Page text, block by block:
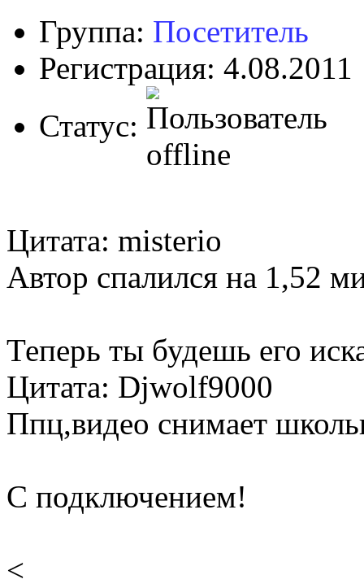
Группа: Посетитель
Регистрация: 4.08.2011
Статус:
Цитата: misterio
Автор спалился на 1,52
Теперь ты будешь его
Цитата: Djwolf9000
Ппц,видео снимает
С подключением!
<